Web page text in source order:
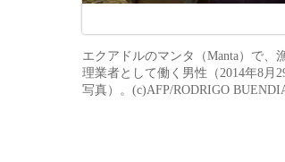
エクアドルのマンタ（Manta）で、
理業者として働く男性（2014年8月
写真）。(c)AFP/RODRIGO